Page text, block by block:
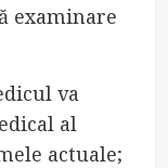
examinare
va
al
actuale;